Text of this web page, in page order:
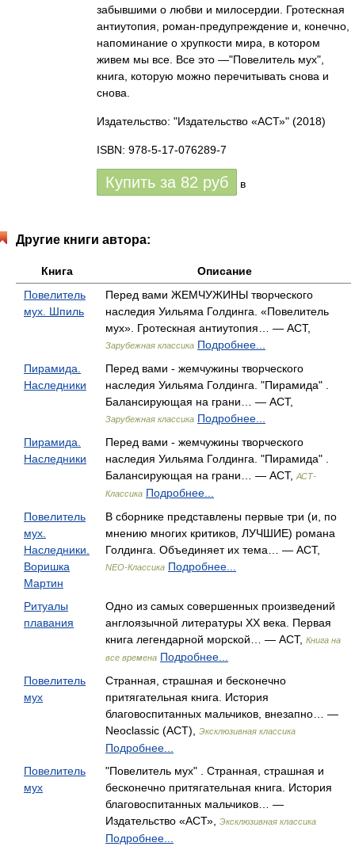
забывшими о любви и милосердии. Гротескная
антиутопия, роман-предупреждение и, конечно,
напоминание о хрупкости мира, в котором
живем мы все. Все это —"Повелитель мух",
книга, которую можно перечитывать снова и
снова.
Издательство: "Издательство «АСТ»" (2018)
ISBN: 978-5-17-076289-7
Купить за 82 руб в
Другие книги автора:
Книга
Описание
Повелитель
мух. Шпиль
Перед вами ЖЕМЧУЖИНЫ творческого
наследия Уильяма Голдинга. «Повелитель
мух». Гротескная антиутопия… — АСТ,
Зарубежная классика Подробнее...
Пирамида.
Наследники
Перед вами - жемчужины творческого
наследия Уильяма Голдинга. "Пирамида" .
Балансирующая на грани… — АСТ,
Зарубежная классика Подробнее...
Пирамида.
Наследники
Перед вами - жемчужины творческого
наследия Уильяма Голдинга. "Пирамида" .
Балансирующая на грани… — АСТ, АСТ-
Классика Подробнее...
Повелитель
мух.
Наследники.
Воришка
Мартин
В сборнике представлены первые три (и, по
мнению многих критиков, ЛУЧШИЕ) романа
Голдинга. Объединяет их тема… — АСТ,
NEO-Классика Подробнее...
Ритуалы
плавания
Одно из самых совершенных произведений
англоязычной литературы ХХ века. Первая
книга легендарной морской… — АСТ, Книга на
все времена Подробнее...
Повелитель
мух
Странная, страшная и бесконечно
притягательная книга. История
благовоспитанных мальчиков, внезапно… —
Neoclassic (АСТ),
Эксклюзивная классика
Подробнее...
Повелитель
мух
"Повелитель мух" . Странная, страшная и
бесконечно притягательная книга. История
благовоспитанных мальчиков… —
Издательство «АСТ»,
Эксклюзивная классика
Подробнее...